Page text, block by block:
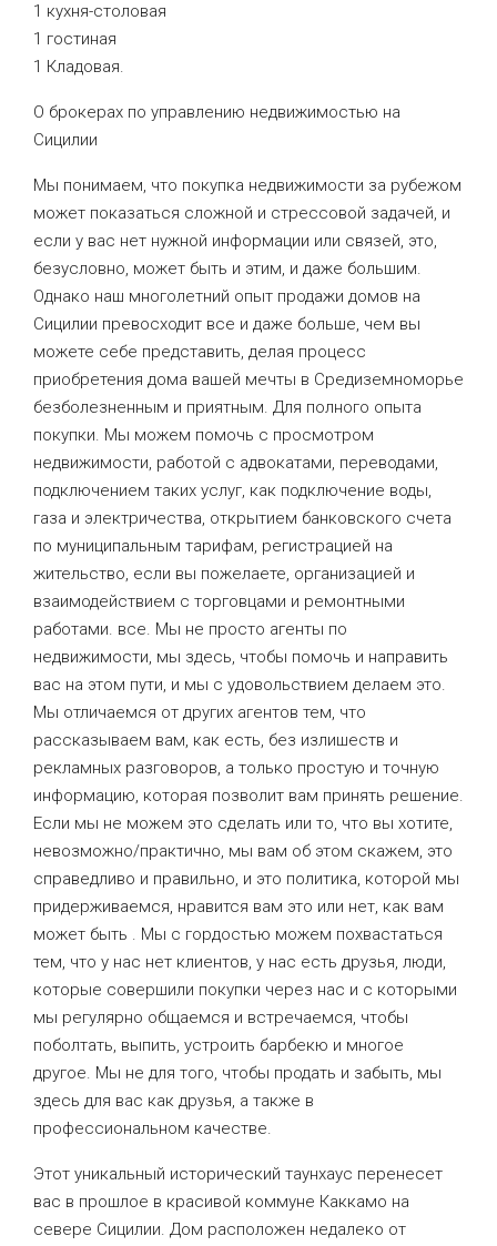
1 кухня-столовая
1 гостиная
1 Кладовая.
О брокерах по управлению недвижимостью на
Сицилии
Мы понимаем, что покупка недвижимости за рубежом
может показаться сложной и стрессовой задачей, и
если у вас нет нужной информации или связей, это,
безусловно, может быть и этим, и даже большим.
Однако наш многолетний опыт продажи домов на
Сицилии превосходит все и даже больше, чем вы
можете себе представить, делая процесс
приобретения дома вашей мечты в Средиземноморье
безболезненным и приятным. Для полного опыта
покупки. Мы можем помочь с просмотром
недвижимости, работой с адвокатами, переводами,
подключением таких услуг, как подключение воды,
газа и электричества, открытием банковского счета
по муниципальным тарифам, регистрацией на
жительство, если вы пожелаете, организацией и
взаимодействием с торговцами и ремонтными
работами. все. Мы не просто агенты по
недвижимости, мы здесь, чтобы помочь и направить
вас на этом пути, и мы с удовольствием делаем это.
Мы отличаемся от других агентов тем, что
рассказываем вам, как есть, без излишеств и
рекламных разговоров, а только простую и точную
информацию, которая позволит вам принять решение.
Если мы не можем это сделать или то, что вы хотите,
невозможно/практично, мы вам об этом скажем, это
справедливо и правильно, и это политика, которой мы
придерживаемся, нравится вам это или нет, как вам
может быть . Мы с гордостью можем похвастаться
тем, что у нас нет клиентов, у нас есть друзья, люди,
которые совершили покупки через нас и с которыми
мы регулярно общаемся и встречаемся, чтобы
поболтать, выпить, устроить барбекю и многое
другое. Мы не для того, чтобы продать и забыть, мы
здесь для вас как друзья, а также в
профессиональном качестве.
Этот уникальный исторический таунхаус перенесет
вас в прошлое в красивой коммуне Каккамо на
севере Сицилии. Дом расположен недалеко от